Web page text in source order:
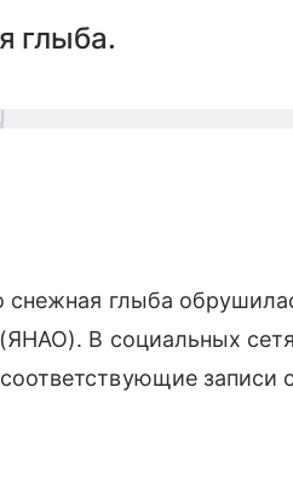
глыба.
снежная глыба
В социальных
записи